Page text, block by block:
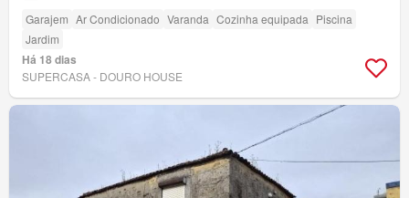
Garajem Ar Condicionado Varanda Cozinha equipada Piscina
Jardim
Há 18 dias
SUPERCASA - DOURO HOUSE